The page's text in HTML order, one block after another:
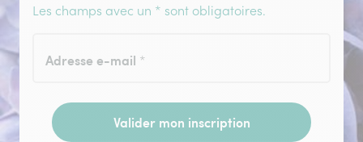
Les champs avec un * sont obligatoires.
Adresse e-mail *
Valider mon inscription